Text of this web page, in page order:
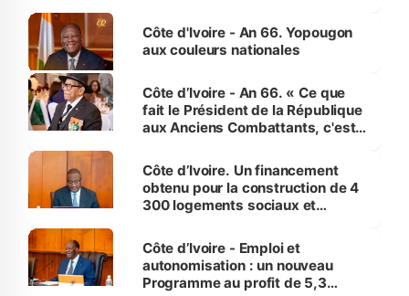
l'Etat de droit pour préserver les
vies humaines »
Côte d'Ivoire - An 66. Yopougon
aux couleurs nationales
Côte d’Ivoire - An 66. « Ce que
fait le Président de la République
aux Anciens Combattants, c'est
Côte d’Ivoire. Un financement
obtenu pour la construction de 4
300 logements sociaux et
et Yamoussoukro
Côte d’Ivoire - Emploi et
autonomisation : un nouveau
Programme au profit de 5,3